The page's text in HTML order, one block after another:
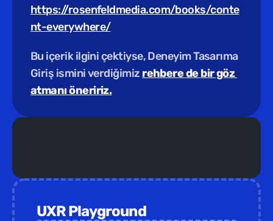
UXR Playground
https://rosenfeldmedia.com/books/conte
nt-everywhere/
Bu içerik ilgini çektiyse, Deneyim Tasarıma
Giriş ismini verdiğimiz rehbere de bir göz
atmanı öneririz.